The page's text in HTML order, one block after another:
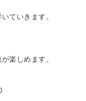
ていきます。
楽しめます。